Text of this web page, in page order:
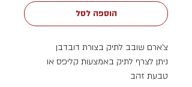
הוספה לסל
צ'ארם שובב לתיק בצורת דובדבן
ניתן לצרף לתיק באמצעות קליפס או
טבעת זהב